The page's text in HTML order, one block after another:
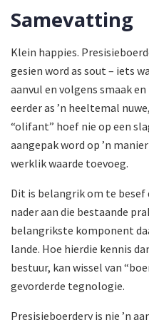
Samevatting
Klein happies.
gesien word as sout – iets
aanvul en volgens smaak
eerder as ’n heeltemal
“olifant” hoef nie op een
aangepak word op ’n
werklik waarde toevoeg.
Dit is belangrik om te
nader aan die bestaande
belangrikste komponent
lande. Hoe hierdie kennis
bestuur, kan wissel van
gevorderde tegnologie.
Presisieboerdery is nie ’n